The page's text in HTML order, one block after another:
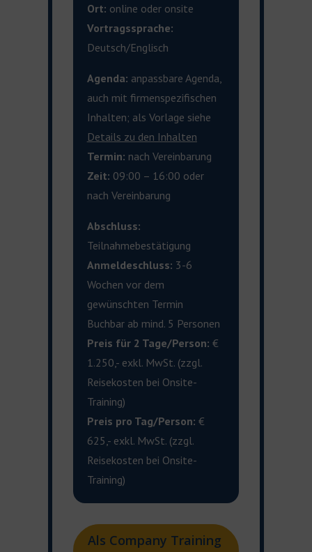
Ort: online oder onsite
Vortragssprache:
Deutsch/Englisch
Agenda: anpassbare Agenda
auch mit firmenspezifischen
Inhalten; als Vorlage siehe
Details zu den Inhalten
Termin: nach Vereinbarung
Zeit: 09:00 – 16:00 oder
nach Vereinbarung
Abschluss:
Teilnahmebestätigung
Anmeldeschluss: 3-6
Wochen vor dem
gewünschten Termin
Buchbar ab mind. 5 Personen
Preis für 2 Tage/Person: €
1.250,- exkl. MwSt. (zzgl.
Reisekosten bei Onsite-
Training)
Preis pro Tag/Person: €
625 ,- exkl. MwSt. (zzgl.
Reisekosten bei Onsite-
Training)
Als Company Training